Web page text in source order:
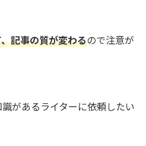
記事の質が変わるので注意が
があるライターに依頼したい